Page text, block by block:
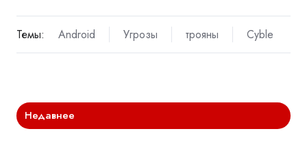
Темы: Android Угрозы трояны Cyble
Недавнее